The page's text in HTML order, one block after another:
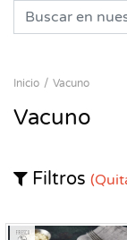
Inicio Vacuno
Vacuno
Filtros
Fresco